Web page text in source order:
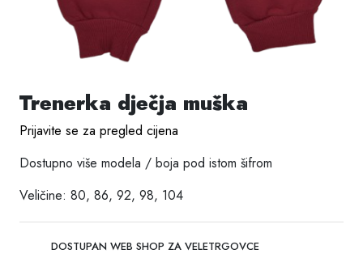
Trenerka dječja muška
Prijavite se za pregled cijena
Dostupno više modela / boja pod istom šifrom
Veličine: 80, 86, 92, 98, 104
DOSTUPAN WEB SHOP ZA VELETRGOVCE